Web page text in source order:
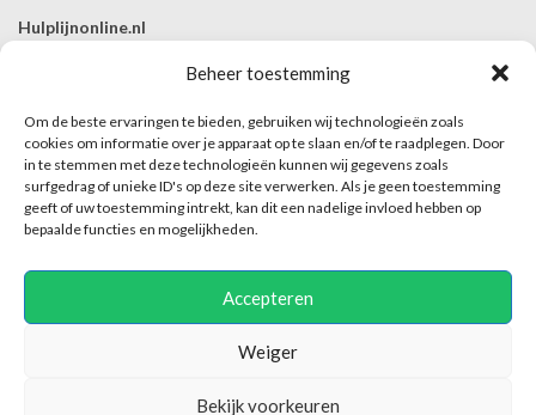
Beheer toestemming
Om de beste ervaringen te bieden, gebruiken wij technologieën zoals
cookies om informatie over je apparaat op te slaan en/of te raadplegen. Door
in te stemmen met deze technologieën kunnen wij gegevens zoals
surfgedrag of unieke ID's op deze site verwerken. Als je geen toestemming
geeft of uw toestemming intrekt, kan dit een nadelige invloed hebben op
bepaalde functies en mogelijkheden.
Accepteren
Weiger
Bekijk voorkeuren
Hulplijnonline.nl
E | info@hulplijnonline.nl
Contactformulier
Over Hulplijnonline.nl
Het team van Hulplijnonline.nl
Hulplijnonline maakt enkel dit platform mogelijk en is niet verantwoordelijk of